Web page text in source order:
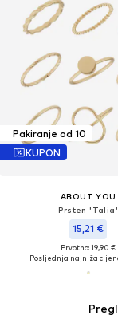
Pakiranje od 10
KUPON
ABOUT YOU
Prsten 'Talia'
15,21 €
Prvotno: 19,90 €
Posljednja najniža